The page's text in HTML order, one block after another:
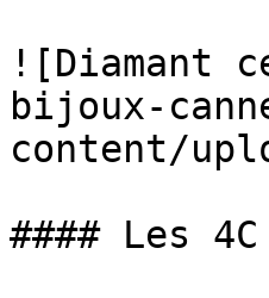
![Diamant
bijoux-
content/
#### Les